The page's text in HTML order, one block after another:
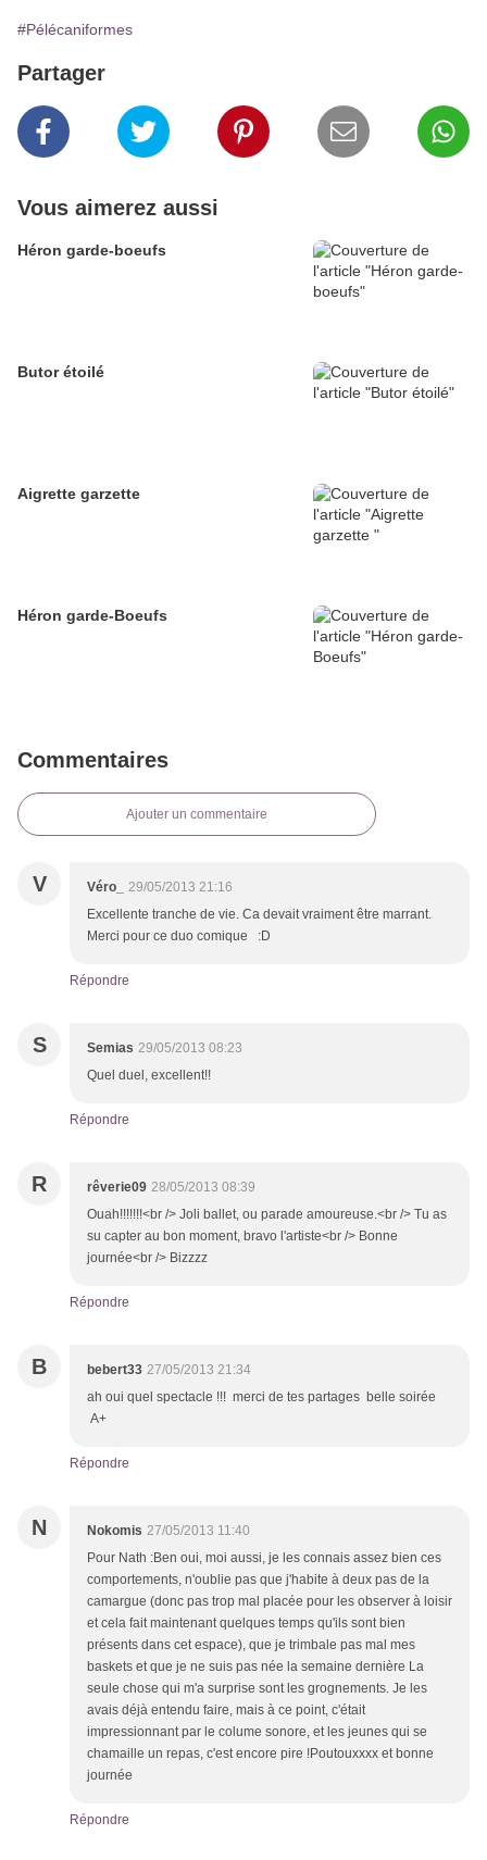
#Pélécaniformes
Partager
Vous aimerez aussi
Héron garde-boeufs
Butor étoilé
Aigrette garzette
Héron garde-Boeufs
Commentaires
Ajouter un commentaire
V Véro_
29/05/2013 21:16
Excellente tranche de vie. Ca devait vraiment être marrant.
Merci pour ce duo comique :D
Répondre
S Semias 29/05/2013 08:23
Quel duel, excellent!!
Répondre
R rêverie09 28/05/2013 08:39
Ouah!!!!!!!<br /> Joli ballet, ou parade amoureuse.<br /> Tu as
su capter au bon moment, bravo l'artiste<br /> Bonne
journée<br /> Bizzzz
Répondre
B bebert33 27/05/2013 21:34
ah oui quel spectacle !!! merci de tes partages belle soirée
A+
Répondre
N Nokomis 27/05/2013 11:40
Pour Nath :Ben oui, moi aussi, je les connais assez bien ces
comportements, n'oublie pas que j'habite à deux pas de la
camargue (donc pas trop mal placée pour les observer à loisir
et cela fait maintenant quelques temps qu'ils sont bien
présents dans cet espace), que je trimbale pas mal mes
baskets et que je ne suis pas née la semaine dernière La
seule chose qui m'a surprise sont les grognements. Je les
avais déjà entendu faire, mais à ce point, c'était
impressionnant par le colume sonore, et les jeunes qui se
chamaille un repas, c'est encore pire !Poutouxxxx et bonne
journée
Répondre